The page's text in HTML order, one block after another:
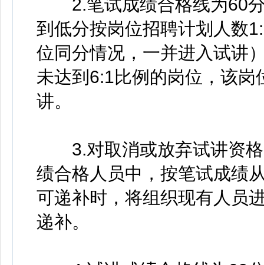
2.笔试成绩合格线为60分
到低分按岗位招聘计划人数
位同分情况，一并进入试讲
未达到6:1比例的岗位，该
讲。
3.对取消或放弃试讲资格
绩合格人员中，按笔试成绩
可递补时，将组织现有人员
递补。